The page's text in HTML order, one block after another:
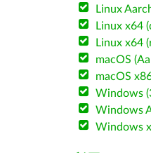
Linux
Linux x64
Linux x64
macOS
macOS
Windows
Windows
Windows